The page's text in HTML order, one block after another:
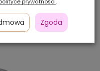
prywatności.
Zgoda